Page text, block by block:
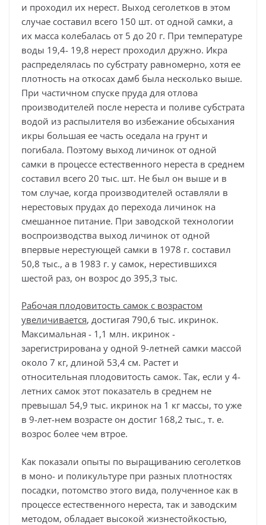
и проходил их нерест. Выход сеголетков в этом
случае составил всего 150 шт. от одной самки, а
их масса колебалась от 5 до 20 г. При температуре
воды 19,4- 19,8 нерест проходил дружно. Икра
распределялась по субстрату равномерно, хотя ее
плотность на откосах дамб была несколько выше.
При частичном спуске пруда для отлова
производителей после нереста и поливе субстрата
водой из распылителя во избежание обсыхания
икры большая ее часть оседала на грунт и
погибала. Поэтому выход личинок от одной
самки в процессе естественного нереста в среднем
составил всего 20 тыс. шт. Не был он выше и в
том случае, когда производителей оставляли в
нерестовых прудах до перехода личинок на
смешанное питание. При заводской технологии
воспроизводства выход личинок от одной
впервые нерестующей самки в 1978 г. составил
50,8 тыс., а в 1983 г. у самок, нерестившихся
шестой раз, он возрос до 395,3 тыс.
Рабочая плодовитость самок с возрастом
увеличивается, достигая 790,6 тыс. икринок.
Максимальная - 1,1 млн. икринок -
зарегистрирована у одной 9-летней самки массой
около 7 кг, длиной 53,4 см. Растет и
относительная плодовитость самок. Так, если у 4-
летних самок этот показатель в среднем не
превышал 54,9 тыс. икринок на 1 кг массы, то уже
в 9-лет-нем возрасте он достиг 168,2 тыс., т. е.
возрос более чем втрое.
Как показали опыты по выращиванию сеголетков
в моно- и поликультуре при разных плотностях
посадки, потомство этого вида, полученное как в
процессе естественного нереста, так и заводским
методом, обладает высокой жизнестойкостью,